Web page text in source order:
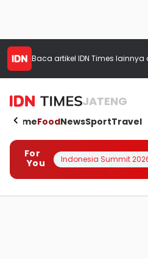
Baca artikel IDN Times lainnya
JATENG
HomeFoodNewsSportTravel
For
You
Indonesia Summit